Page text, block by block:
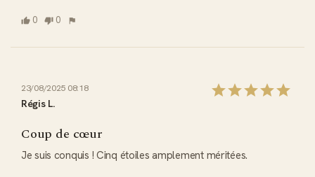
0 0
23/08/2025 08:18
Régis L.
Coup de cœur
Je suis conquis ! Cinq étoiles amplement méritées.